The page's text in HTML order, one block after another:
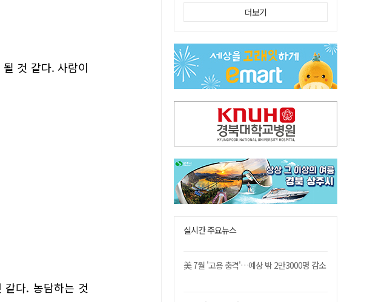
것 같다. 사람이
다. 농담하는 것
임시휴업 들어갔던 홈플러스 영주점, 7일 영업 재개…지하 1층만 운영
SK하이닉스, 주당 375원 분기 배당 공시…"3분기 중 주주환원 방안 확정"
이의준 전 경북도 새마을봉사과장, 제28대 울릉군 부군수 취임
"상법개정해도 주주가 '봉'"…하이닉스 솔리다임 상장설에 술렁[개미와글와글]
더보기
실시간 주요뉴스
美 7월 '고용 충격'…예상 밖 2만3000명 감소